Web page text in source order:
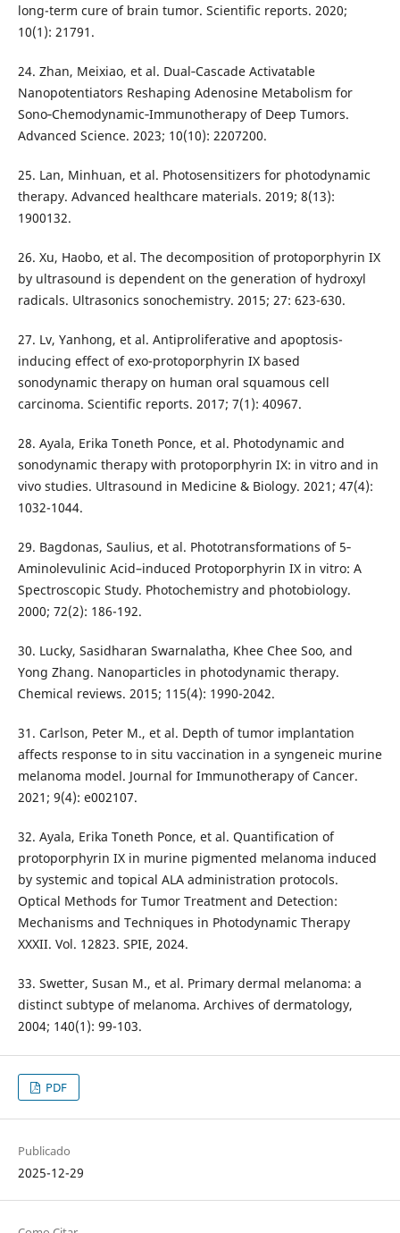
long-term cure of brain tumor. Scientific reports. 2020;
10(1): 21791.
24. Zhan, Meixiao, et al. Dual‐Cascade Activatable
Nanopotentiators Reshaping Adenosine Metabolism for
Sono‐Chemodynamic‐Immunotherapy of Deep Tumors.
Advanced Science. 2023; 10(10): 2207200.
25. Lan, Minhuan, et al. Photosensitizers for photodynamic
therapy. Advanced healthcare materials. 2019; 8(13):
1900132.
26. Xu, Haobo, et al. The decomposition of protoporphyrin IX
by ultrasound is dependent on the generation of hydroxyl
radicals. Ultrasonics sonochemistry. 2015; 27: 623-630.
27. Lv, Yanhong, et al. Antiproliferative and apoptosis-
inducing effect of exo-protoporphyrin IX based
sonodynamic therapy on human oral squamous cell
carcinoma. Scientific reports. 2017; 7(1): 40967.
28. Ayala, Erika Toneth Ponce, et al. Photodynamic and
sonodynamic therapy with protoporphyrin IX: in vitro and in
vivo studies. Ultrasound in Medicine & Biology. 2021; 47(4):
1032-1044.
29. Bagdonas, Saulius, et al. Phototransformations of 5‐
Aminolevulinic Acid–induced Protoporphyrin IX in vitro: A
Spectroscopic Study. Photochemistry and photobiology.
2000; 72(2): 186-192.
30. Lucky, Sasidharan Swarnalatha, Khee Chee Soo, and
Yong Zhang. Nanoparticles in photodynamic therapy.
Chemical reviews. 2015; 115(4): 1990-2042.
31. Carlson, Peter M., et al. Depth of tumor implantation
affects response to in situ vaccination in a syngeneic murine
melanoma model. Journal for Immunotherapy of Cancer.
2021; 9(4): e002107.
32. Ayala, Erika Toneth Ponce, et al. Quantification of
protoporphyrin IX in murine pigmented melanoma induced
by systemic and topical ALA administration protocols.
Optical Methods for Tumor Treatment and Detection:
Mechanisms and Techniques in Photodynamic Therapy
XXXII. Vol. 12823. SPIE, 2024.
33. Swetter, Susan M., et al. Primary dermal melanoma: a
distinct subtype of melanoma. Archives of dermatology,
2004; 140(1): 99-103.
PDF
Publicado
2025-12-29